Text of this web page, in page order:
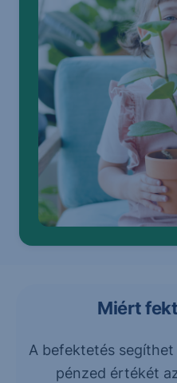
Miért
A befektetés
pénzed értékét